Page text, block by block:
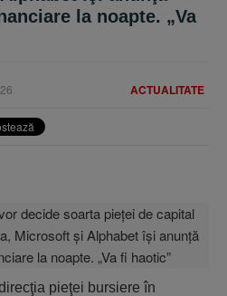
la noapte. „Va
ACTUALITATE
pieţei bursiere în